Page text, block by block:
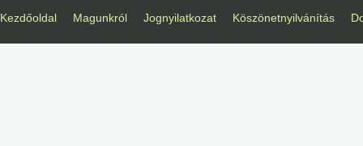
Kezdőoldal Magunkról Jognyilatkozat Köszönetnyilvánítás